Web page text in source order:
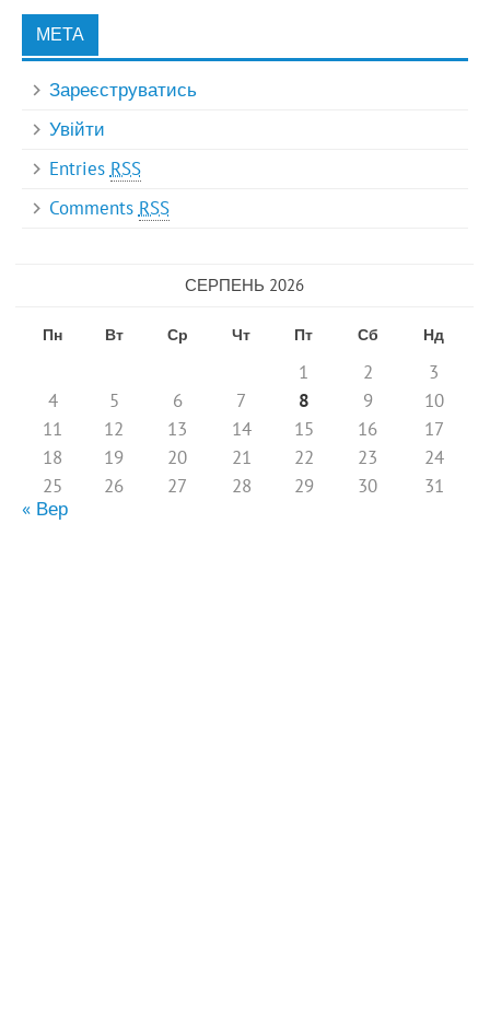
МЕТА
Зареєструватись
Увійти
Entries RSS
Comments RSS
СЕРПЕНЬ 2026
Пн Вт Ср Чт Пт Сб Нд
1 2
3
4
5 6 7 8 9
10
11
12 13 14 15 16
17
18
19 20 21 22 23
24
25
26 27 28 29 30
31
« Вер